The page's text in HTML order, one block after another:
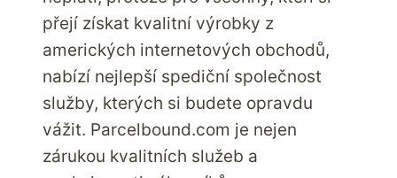
přejí získat kvalitní výrobky z
amerických internetových obchodů,
nabízí nejlepší spediční společnost
služby, kterých si budete opravdu
vážit. Parcelbound.com je nejen
zárukou kvalitních služeb a